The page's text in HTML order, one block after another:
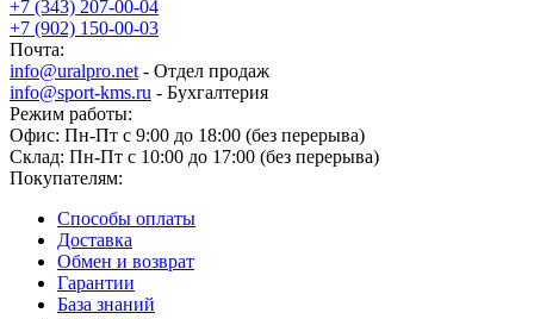
+7 (343) 207-00-04
+7 (902) 150-00-03
Почта:
info@uralpro.net - Отдел продаж
info@sport-kms.ru - Бухгалтерия
Режим работы:
Офис: Пн-Пт с 9:00 до 18:00 (без перерыва)
Склад: Пн-Пт с 10:00 до 17:00 (без перерыва)
Покупателям:
Способы оплаты
Доставка
Обмен и возврат
Гарантии
База знаний